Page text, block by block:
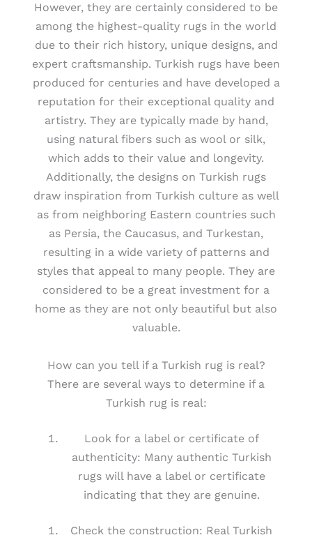
However, they are certainly considered to be
among the highest-quality rugs in the world
due to their rich history, unique designs, and
expert craftsmanship. Turkish rugs have been
produced for centuries and have developed a
reputation for their exceptional quality and
artistry. They are typically made by hand,
using natural fibers such as wool or silk,
which adds to their value and longevity.
Additionally, the designs on Turkish rugs
draw inspiration from Turkish culture as well
as from neighboring Eastern countries such
as Persia, the Caucasus, and Turkestan,
resulting in a wide variety of patterns and
styles that appeal to many people. They are
considered to be a great investment for a
home as they are not only beautiful but also
valuable.
How can you tell if a Turkish rug is real?
There are several ways to determine if a
Turkish rug is real:
Look for a label or certificate of
authenticity: Many authentic Turkish
rugs will have a label or certificate
indicating that they are genuine.
Check the construction: Real Turkish